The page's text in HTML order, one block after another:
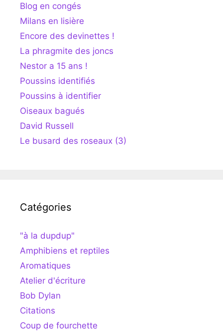
Blog en congés
Milans en lisière
Encore des devinettes !
La phragmite des joncs
Nestor a 15 ans !
Poussins identifiés
Poussins à identifier
Oiseaux bagués
David Russell
Le busard des roseaux (3)
Catégories
"à la dupdup"
Amphibiens et reptiles
Aromatiques
Atelier d'écriture
Bob Dylan
Citations
Coup de fourchette